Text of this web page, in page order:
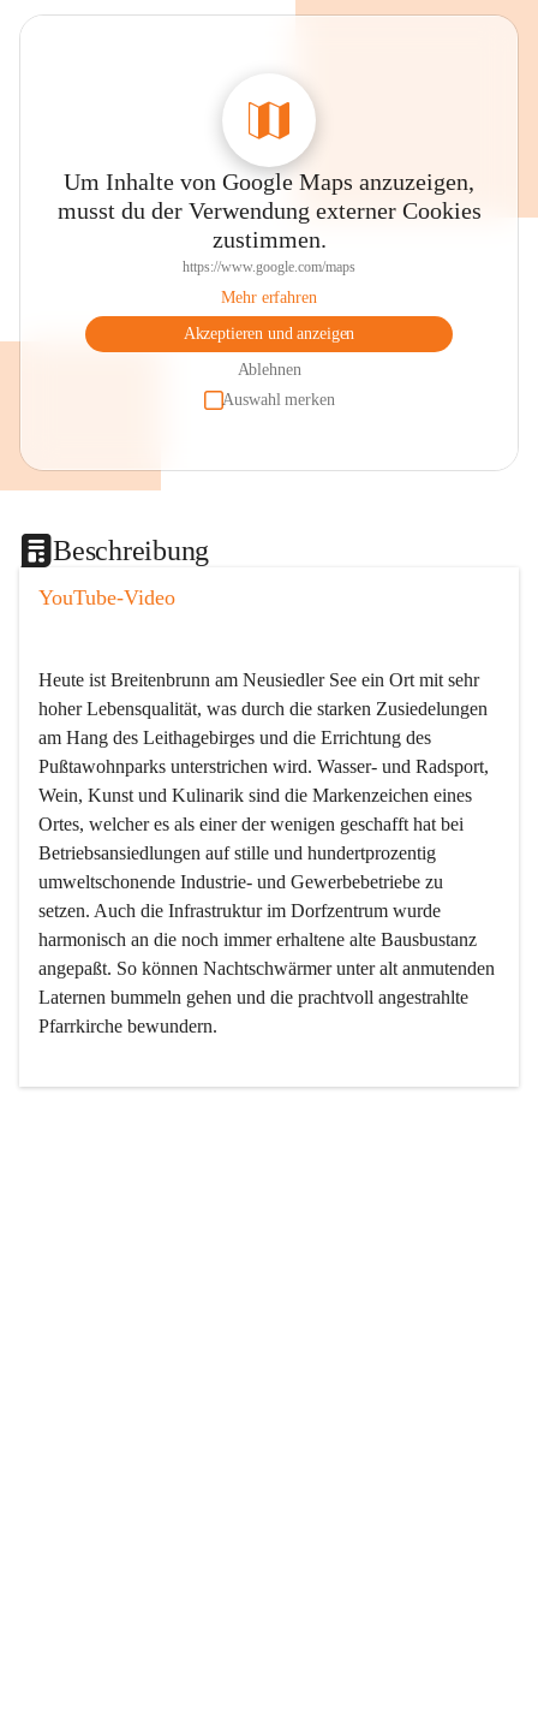
Um Inhalte von Google Maps anzuzeigen,
musst du der Verwendung externer Cookies
zustimmen.
https://www.google.com/maps
Mehr erfahren
Akzeptieren und anzeigen
Ablehnen
Auswahl merken
Beschreibung
YouTube-Video
Heute ist Breitenbrunn am Neusiedler See ein Ort mit sehr
hoher Lebensqualität, was durch die starken Zusiedelungen
am Hang des Leithagebirges und die Errichtung des
Pußtawohnparks unterstrichen wird. Wasser- und Radsport,
Wein, Kunst und Kulinarik sind die Markenzeichen eines
Ortes, welcher es als einer der wenigen geschafft hat bei
Betriebsansiedlungen auf stille und hundertprozentig
umweltschonende Industrie- und Gewerbebetriebe zu
setzen. Auch die Infrastruktur im Dorfzentrum wurde
harmonisch an die noch immer erhaltene alte Bausbustanz
angepaßt. So können Nachtschwärmer unter alt anmutenden
Laternen bummeln gehen und die prachtvoll angestrahlte
Pfarrkirche bewundern.
Der Weinbau dominert heute nicht mehr, ist aber integrativer